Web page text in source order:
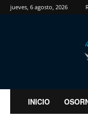
jueves, 6 agosto, 2026
INICIO